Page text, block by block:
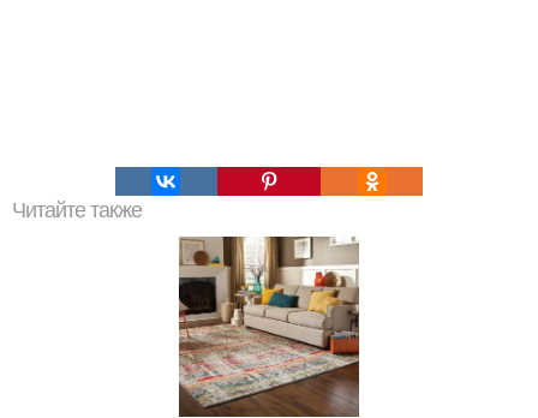
Читайте также